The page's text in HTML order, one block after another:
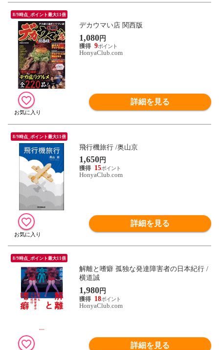
8/9時点_ポイント最大11倍
デカウマい店 関西版
1,080円
9
HonyaClub.com
詳細を見る
8/9時点_ポイント最大11倍
飛行機旅行 /奥山京
1,650円
15
HonyaClub.com
詳細を見る
8/9時点_ポイント最大11倍
解離と嗜癖 孤独な発達障害者の日本紀行 /
横道誠
1,980円
18
HonyaClub.com
詳細を見る